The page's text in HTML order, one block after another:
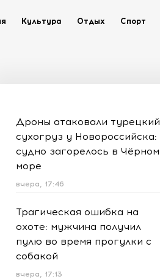
Культура Отдых Спорт
Дроны атаковали турецкий
сухогруз у Новороссийска:
судно загорелось в Чёрном
море
вчера, 17:46
Трагическая ошибка на
охоте: мужчина получил
пулю во время прогулки с
собакой
вчера, 17:13